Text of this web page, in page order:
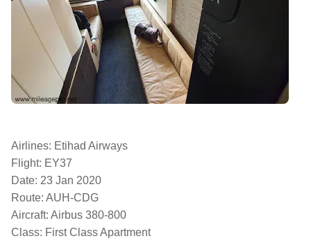
Airlines: Etihad Airways
Flight: EY37
Date: 23 Jan 2020
Route: AUH-CDG
Aircraft: Airbus 380-800
Class: First Class Apartment